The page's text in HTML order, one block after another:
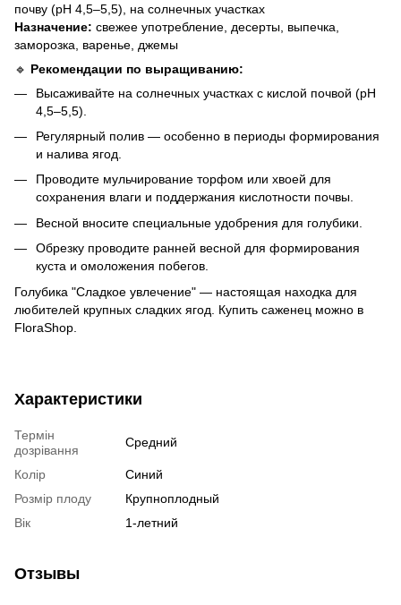
почву (pH 4,5–5,5), на солнечных участках
Назначение: свежее употребление, десерты, выпечка,
заморозка, варенье, джемы
🔹 Рекомендации по выращиванию:
Высаживайте на солнечных участках с кислой почвой (pH
4,5–5,5).
Регулярный полив — особенно в периоды формирования
и налива ягод.
Проводите мульчирование торфом или хвоей для
сохранения влаги и поддержания кислотности почвы.
Весной вносите специальные удобрения для голубики.
Обрезку проводите ранней весной для формирования
куста и омоложения побегов.
Голубика "Сладкое увлечение" — настоящая находка для
любителей крупных сладких ягод. Купить саженец можно в
FloraShop.
Характеристики
Термін
дозрівання
Средний
Колір
Синий
Розмір плоду
Крупноплодный
Вік
1-летний
Отзывы